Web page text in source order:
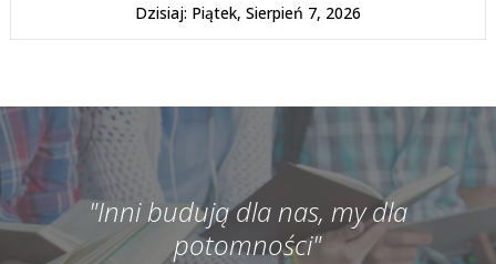
Dzisiaj: Piątek, Sierpień 7, 2026
"Inni budują dla nas, my dla
potomności"